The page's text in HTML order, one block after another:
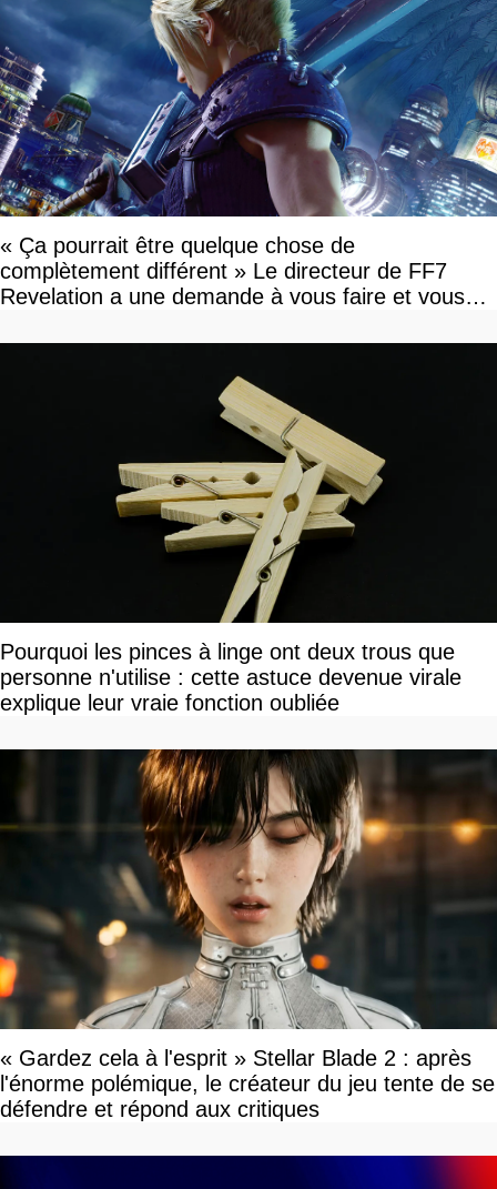
« Ça pourrait être quelque chose de
complètement différent » Le directeur de FF7
Revelation a une demande à vous faire et vous
Pourquoi les pinces à linge ont deux trous que
personne n'utilise : cette astuce devenue virale
explique leur vraie fonction oubliée
« Gardez cela à l'esprit » Stellar Blade 2 : après
l'énorme polémique, le créateur du jeu tente de se
défendre et répond aux critiques